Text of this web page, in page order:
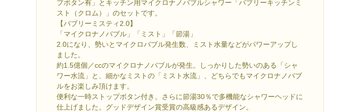
プボタン有」とキッチン用マイクロナノバブルシャワー「バブリーキッチンミ
スト（クロム）」のセットです。
【バブリーミスティ2.0】
「マイクロナノバブル」「ミスト」「節湯」
2.0になり、勢いとマイクロバブル発生数、ミスト水量などがパワーアップし
ました。
約1.5億個／ccのマイクロナノバブルが発生。しっかりした勢いのある「シャ
ワー水流」と、細かなミストの「ミスト水流」、どちらでもマイクロナノバブ
ルをお楽しみ頂けます。
便利な一時ストップボタン付き。さらに節湯30％で多機能なシャワーヘッドに
仕上げました。グッドデザイン賞受賞の高級感あるデザイン。